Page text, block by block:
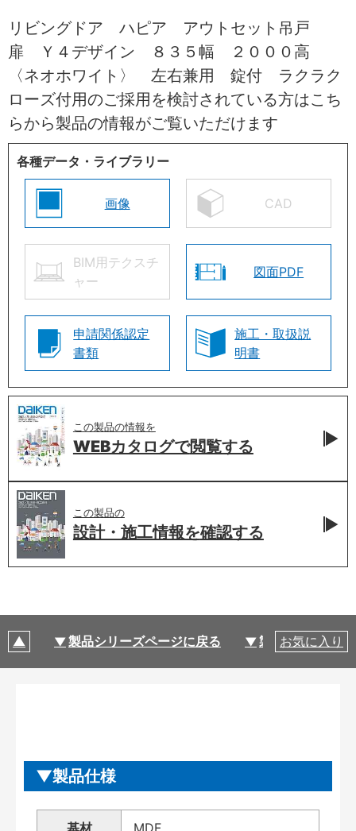
リビングドア ハピア アウトセット吊戸
扉 Ｙ４デザイン ８３５幅 ２０００高
〈ネオホワイト〉 左右兼用 錠付 ラクラク
ローズ付用のご採用を検討されている方はこち
らから製品の情報がご覧いただけます
各種データ・ライブラリー
画像 CAD
BIM用テクスチ
ャー
図面PDF
申請関係認定
書類
施工・取扱説
明書
この製品の情報を
WEBカタログで閲覧する
この製品の
設計・施工情報を確認する
製品シリーズページに戻る 製品仕様
お気に入り
製品仕様
基材 MDF